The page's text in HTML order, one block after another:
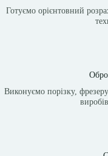
Готуємо орієнтовний
Виконуємо порізку,